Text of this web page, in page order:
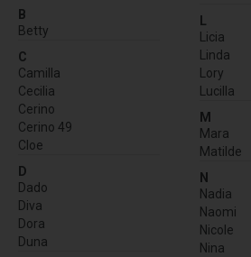
B
Betty
C
Camilla
Cecilia
Cerino
Cerino 49
Cloe
D
Dado
Diva
Dora
Duna
L
Licia
Linda
Lory
Lucilla
M
Mara
Matilde
N
Nadia
Naomi
Nicole
Nina